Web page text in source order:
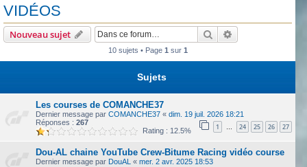
VIDÉOS
Nouveau sujet Rechercher
10 sujets • Page 1 sur 1
Sujets
Les courses de COMANCHE37
Dernier message par COMANCHE37 « dim. 19 juil. 2026 18:21
Réponses : 267 1 … 24 25 26 27
Rating : 12.5%
Dou-AL chaine YouTube Crew-Bitume Racing vidéo course
Dernier message par DouAL « mer. 2 avr. 2025 18:53